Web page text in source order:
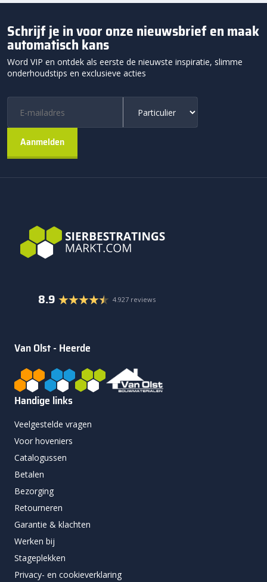
Schrijf je in voor onze nieuwsbrief en maak
automatisch kans
Word VIP en ontdek als eerste de nieuwste inspiratie, slimme
onderhoudstips en exclusieve acties
8.9 4.927 reviews
Van Olst - Heerde
Handige links
Veelgestelde vragen
Voor hoveniers
Catalogussen
Betalen
Bezorging
Retourneren
Garantie & klachten
Werken bij
Stageplekken
Privacy- en cookieverklaring